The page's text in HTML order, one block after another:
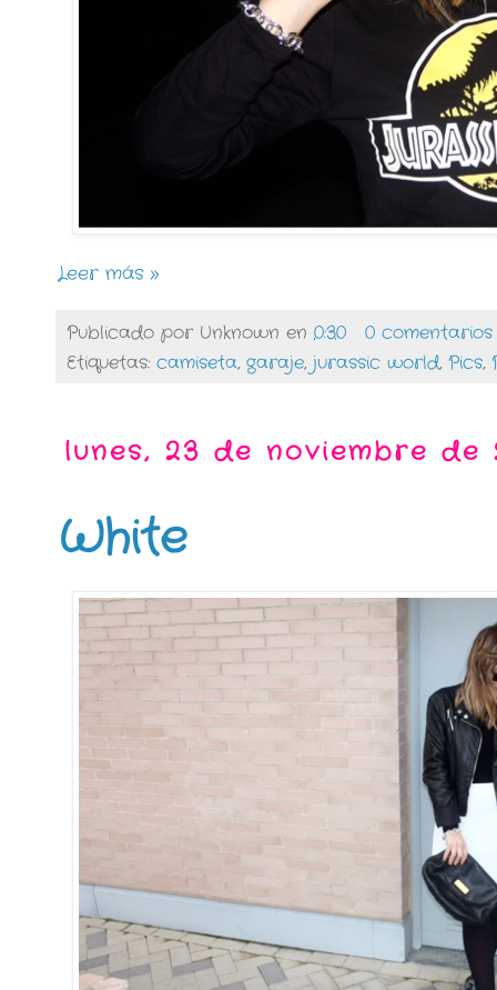
Leer más »
Publicado por Unknown en 0:30
0 comentarios
Etiquetas: camiseta, garaje, jurassic world, Pics,
lunes, 23 de noviembre de
White